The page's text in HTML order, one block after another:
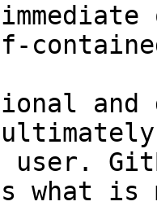
and
user.
what